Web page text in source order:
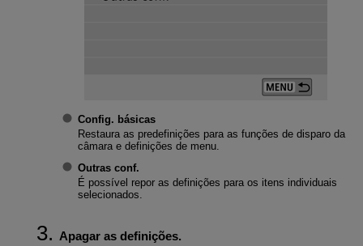
Config. básicas
Restaura as predefinições para as funções de disparo da
câmara e definições de menu.
Outras conf.
É possível repor as definições para os itens individuais
selecionados.
Apagar as definições.